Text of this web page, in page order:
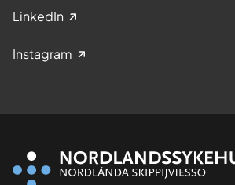
LinkedIn
Instagram